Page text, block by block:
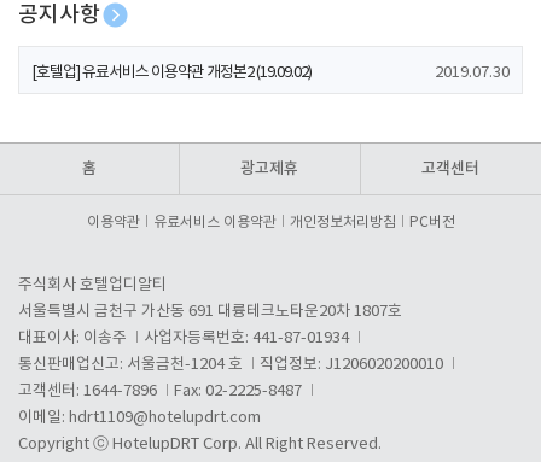
공지사항
[호텔업] 개인정보 처리방침 개정본1 (19.09.02)
[호텔업] 유료서비스 이용약관 개정본2 (19.09.02) 2019.07.30
홈 광고제휴 고객센터
이용약관 유료서비스 이용약관 개인정보처리방침 PC버전
주식회사 호텔업디알티
서울특별시 금천구 가산동 691 대륭테크노타운20차 1807호
대표이사: 이송주
사업자등록번호: 441-87-01934
통신판매업신고: 서울금천-1204 호
직업정보: J1206020200010
고객센터: 1644-7896
Fax: 02-2225-8487
이메일: hdrt1109@hotelupdrt.com
Copyright ⓒ HotelupDRT Corp. All Right Reserved.